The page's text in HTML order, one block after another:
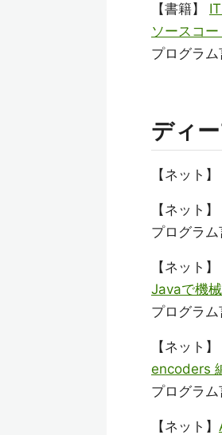
【書籍】
ソースコー
プログラム
ディ
【ネット】
【ネット】
プログラム
【ネット】
Javaで機
プログラム
【ネット】
encoders
プログラム
【ネット】